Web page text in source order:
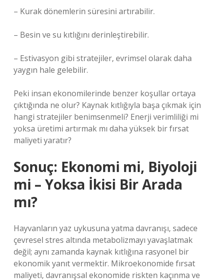
– Kurak dönemlerin süresini artırabilir.
– Besin ve su kıtlığını derinleştirebilir.
– Estivasyon gibi stratejiler, evrimsel olarak daha
yaygın hale gelebilir.
Peki insan ekonomilerinde benzer koşullar ortaya
çıktığında ne olur? Kaynak kıtlığıyla başa çıkmak için
hangi stratejiler benimsenmeli? Enerji verimliliği mi
yoksa üretimi artırmak mı daha yüksek bir fırsat
maliyeti yaratır?
Sonuç: Ekonomi mi, Biyoloji
mi – Yoksa İkisi Bir Arada
mı?
Hayvanların yaz uykusuna yatma davranışı, sadece
çevresel stres altında metabolizmayı yavaşlatmak
değil; aynı zamanda kaynak kıtlığına rasyonel bir
ekonomik yanıt vermektir. Mikroekonomide fırsat
maliyeti, davranışsal ekonomide riskten kaçınma ve